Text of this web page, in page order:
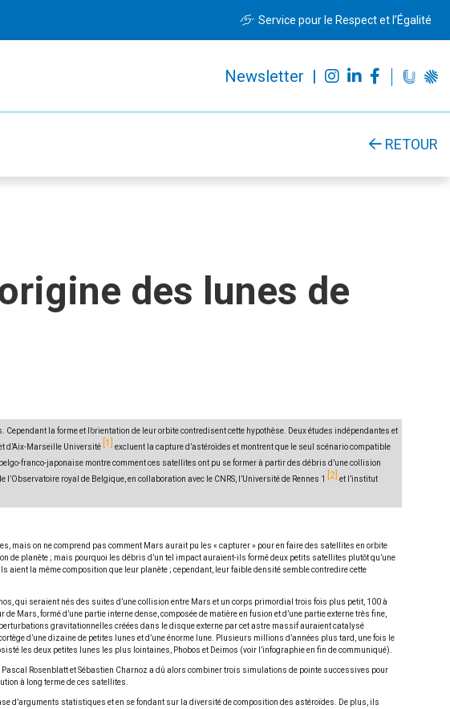
Service pour le Respect et l’Égalité
Newsletter |
RETOUR
des lunes de
la forme et l’orientation de leur orbite contredisent cette hypothèse. Deux études indépendantes et
d’Aix-Marseille Université 1
excluent la capture d’astéroïdes et montrent que le seul scénario compatible
franco-japonaise montre comment ces satellites ont pu se former à partir des débris d’une collision
royal de Belgique, en collaboration avec le CNRS, l’Université de Rennes 1
2 et l’institut
mais on ne comprend pas comment Mars aurait pu les « capturer » pour en faire des satellites en orbite
de planète ; mais pourquoi les débris d’un tel impact auraient-ils formé deux petits satellites plutôt qu’une
aient la même composition que leur planète ; cependant, leur faible densité semble contredire cette
qui seraient nés des suites d’une collision entre Mars et un corps primordial trois fois plus petit, 100 à
formé d’une partie interne dense, composée de matière en fusion et d’une partie externe très fine,
gravitationnelles créées dans le disque externe par cet astre massif auraient catalysé
d’une dizaine de petites lunes et d’une énorme lune. Plusieurs millions d’années plus tard, une fois le
les deux petites lunes les plus lointaines, Phobos et Deimos (voir l’infographie en fin de communiqué).
Rosenblatt et Sébastien Charnoz a dû alors combiner trois simulations de pointe successives pour
à long terme de ces satellites.
d’arguments statistiques et en se fondant sur la diversité de composition des astéroïdes. De plus, ils